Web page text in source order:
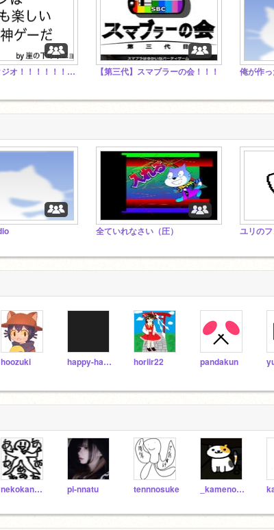
ポケモンスタジオ！！！！！！！！！！！！！！！！！！！！ 【第三代】スマブラーの会！！！ 俺が作
全ていれなさい（圧）
hoozuki happy-happy2 horiir22 pandakun
nekokannzamurai pi-nnatu tennnosuke _kamenobu_